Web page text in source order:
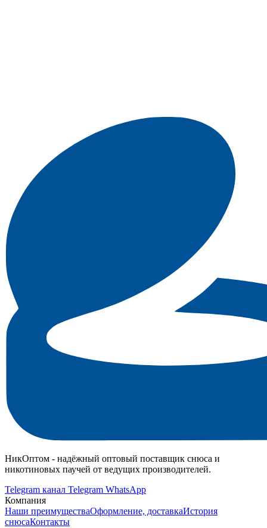
НикОптом - надёжный оптовый поставщик снюса и
никотиновых паучей от ведущих производителей.
Telegram канал Telegram WhatsApp
Компания
Наши преимуществаОформление, доставкаИстория
снюсаКонтакты